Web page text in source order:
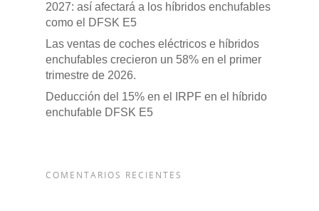
2027: así afectará a los híbridos enchufables
como el DFSK E5
Las ventas de coches eléctricos e híbridos
enchufables crecieron un 58% en el primer
trimestre de 2026.
Deducción del 15% en el IRPF en el híbrido
enchufable DFSK E5
COMENTARIOS RECIENTES